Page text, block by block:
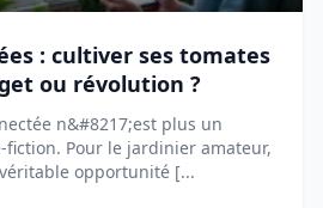
: cultiver ses tomates
ou révolution ?
n&#8217;est plus un
fiction. Pour le jardinier amateur,
opportunité [...